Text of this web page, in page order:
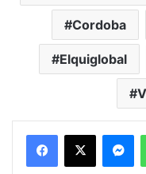
Cordoba
Elquiglobal